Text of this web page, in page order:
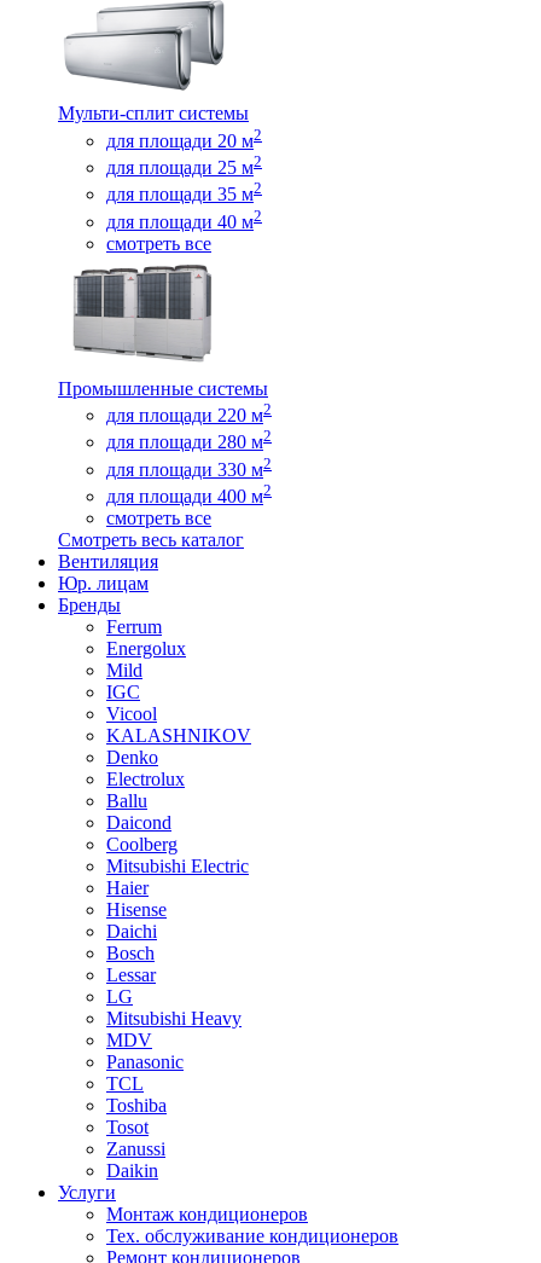
Мульти-сплит системы
для площади 20 м2
для площади 25 м2
для площади 35 м2
для площади 40 м2
смотреть все
Промышленные системы
для площади 220 м2
для площади 280 м2
для площади 330 м2
для площади 400 м2
смотреть все
Смотреть весь каталог
Вентиляция
Юр. лицам
Бренды
Ferrum
Energolux
Mild
IGC
Vicool
KALASHNIKOV
Denko
Electrolux
Ballu
Daicond
Coolberg
Mitsubishi Electric
Haier
Hisense
Daichi
Bosch
Lessar
LG
Mitsubishi Heavy
MDV
Panasonic
TCL
Toshiba
Tosot
Zanussi
Daikin
Услуги
Монтаж кондиционеров
Тех. обслуживание кондиционеров
Ремонт кондиционеров